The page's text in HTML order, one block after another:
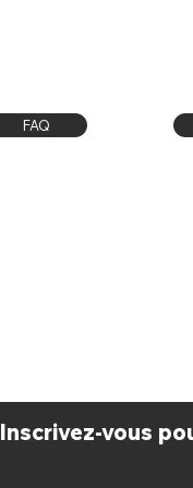
FAQ
​Inscrivez-vous